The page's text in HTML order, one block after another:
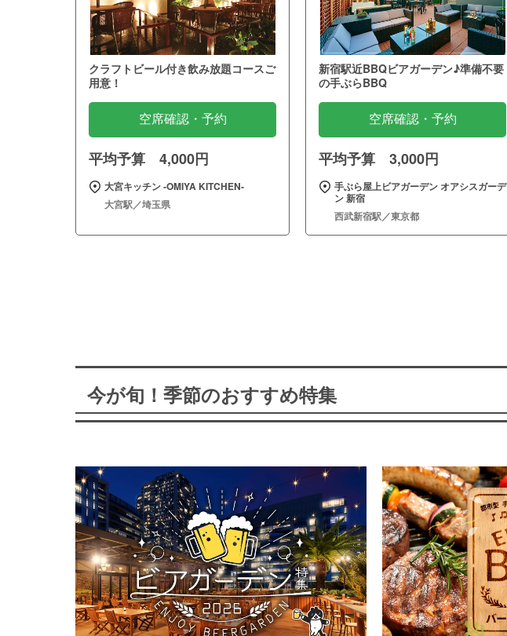
クラフトビール付き飲み放題コースご
用意！
空席確認・予約
平均予算 4,000円
大宮キッチン ‐OMIYA KITCHEN‐
大宮駅／埼玉県
新宿駅近BBQビアガーデン♪準備不要
の手ぶらBBQ
空席確認・予約
平均予算 3,000円
手ぶら屋上ビアガーデン オアシスガーデ
ン 新宿
西武新宿駅／東京都
今が旬！季節のおすすめ特集